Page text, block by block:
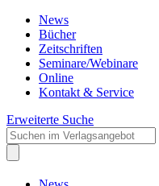
News
Bücher
Zeitschriften
Seminare/Webinare
Online
Kontakt & Service
Erweiterte Suche